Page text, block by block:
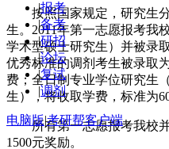
按照国家规定，研究生分
生。2011年第一志愿报考我
学术型硕士研究生）并被录
优秀标准的调剂考生被录取
费；全日制专业学位研究生
生），将收取学费，标准为
所有第一志愿报考我校并
1500元奖励。
|报考
|备考
|研招
|论坛
|复试
|调剂
电脑版|考研帮客户端